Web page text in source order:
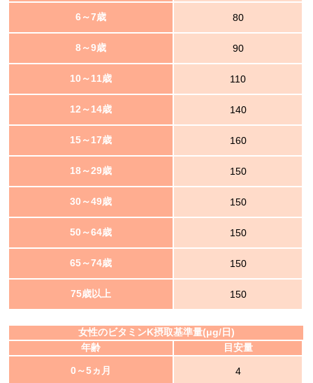
6～7歳 80
8～9歳 90
10～11歳 110
12～14歳 140
15～17歳 160
18～29歳 150
30～49歳 150
50～64歳 150
65～74歳 150
75歳以上 150
女性のビタミンK摂取基準量(μg/日)
年齢
目安量
0～5ヵ月 4